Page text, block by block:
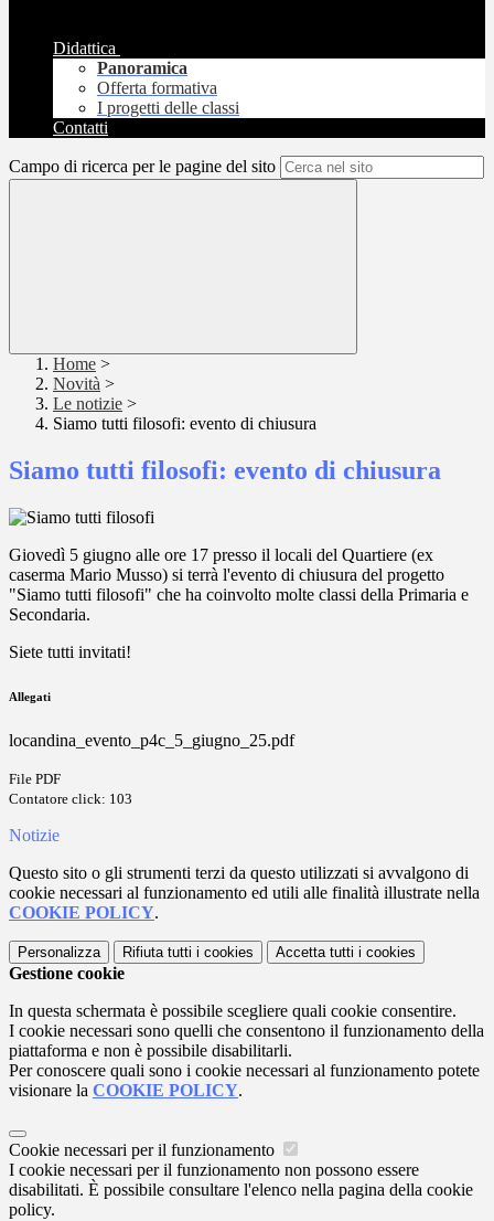
Didattica
Panoramica
Offerta formativa
I progetti delle classi
Contatti
Campo di ricerca per le pagine del sito
Home >
Novità >
Le notizie >
Siamo tutti filosofi: evento di chiusura
Siamo tutti filosofi: evento di chiusura
Giovedì 5 giugno alle ore 17 presso il locali del Quartiere (ex
caserma Mario Musso) si terrà l'evento di chiusura del progetto
"Siamo tutti filosofi" che ha coinvolto molte classi della Primaria e
Secondaria.
Siete tutti invitati!
Allegati
locandina_evento_p4c_5_giugno_25.pdf
File PDF
Contatore click: 103
Notizie
Questo sito o gli strumenti terzi da questo utilizzati si avvalgono di
cookie necessari al funzionamento ed utili alle finalità illustrate nella
COOKIE POLICY.
Personalizza Rifiuta tutti i cookies Accetta tutti i cookies
Gestione cookie
In questa schermata è possibile scegliere quali cookie consentire.
I cookie necessari sono quelli che consentono il funzionamento della
piattaforma e non è possibile disabilitarli.
Per conoscere quali sono i cookie necessari al funzionamento potete
visionare la COOKIE POLICY.
Cookie necessari per il funzionamento
I cookie necessari per il funzionamento non possono essere
disabilitati. È possibile consultare l'elenco nella pagina della cookie
policy.